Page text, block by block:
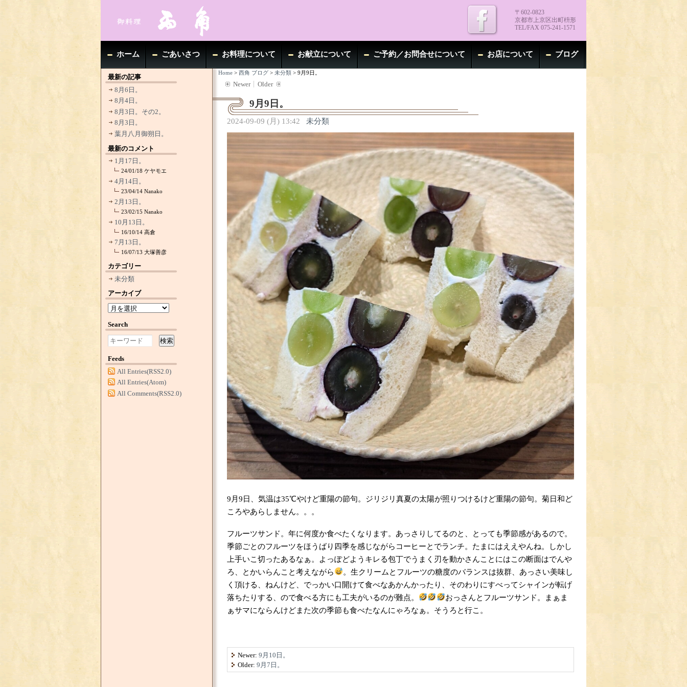
〒602-0823
京都市上京区出町枡形
TEL/FAX 075-241-1571
ホーム ごあいさつ お料理について お献立について ご予約／お問合せについて お店について ブログ
Home> 西角 ブログ> 未分類> 9月9日。
Newer Older
9月9日。
2024-09-09 (月) 13:42 未分類
9月9日、気温は35℃やけど重陽の節句。ジリジリ真夏の太陽が照りつけるけど重陽の節句。菊日和ど
ころやあらしません。。。
フルーツサンド。年に何度か食べたくなります。あっさりしてるのと、とっても季節感があるので。
季節ごとのフルーツをほうばり四季を感じながらコーヒーとでランチ。たまにはええやんね。しかし
上手いこ切ったあるなぁ。よっぽどようキレる包丁でうまく刃を動かさんことにはこの断面はでんや
ろ、とかいらんこと考えながら
。生クリームとフルーツの糖度のバランスは抜群、あっさい美味し
く頂ける、ねんけど、でっかい口開けて食べなあかんかったり、そのわりにすべってシャインが転げ
落ちたりする、ので食べる方にも工夫がいるのが難点。
おっさんとフルーツサンド。まぁま
ぁサマにならんけどまた次の季節も食べたなんにゃろなぁ。そうろと行こ。
Newer:9月10日。
Older:9月7日。
最新の記事
8月6日。
8月4日。
8月3日。その2。
8月3日。
葉月八月御朔日。
最新のコメント
1月17日。
24/01/18ケヤモエ
4月14日。
23/04/14Nanako
2月13日。
23/02/15Nanako
10月13日。
16/10/14高倉
7月13日。
16/07/13大塚善彦
カテゴリー
未分類
アーカイブ
Search
検索
Feeds
All Entries(RSS2.0)
All Entries(Atom)
All Comments(RSS2.0)